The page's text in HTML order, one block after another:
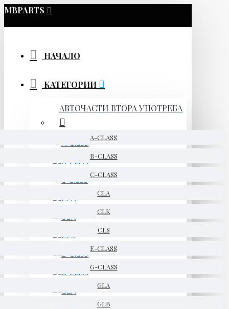
MBPARTS
НАЧАЛО
КАТЕГОРИИ
АВТОЧАСТИ ВТОРА УПОТРЕБА
A-CLASS
B-CLASS
C-CLASS
CLA
CLK
CLS
E-CLASS
G-CLASS
GLA
GLB